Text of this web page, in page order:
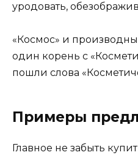
уродовать,
«Космос» и
один корень с
пошли слова
Примеры
Главное не забыть